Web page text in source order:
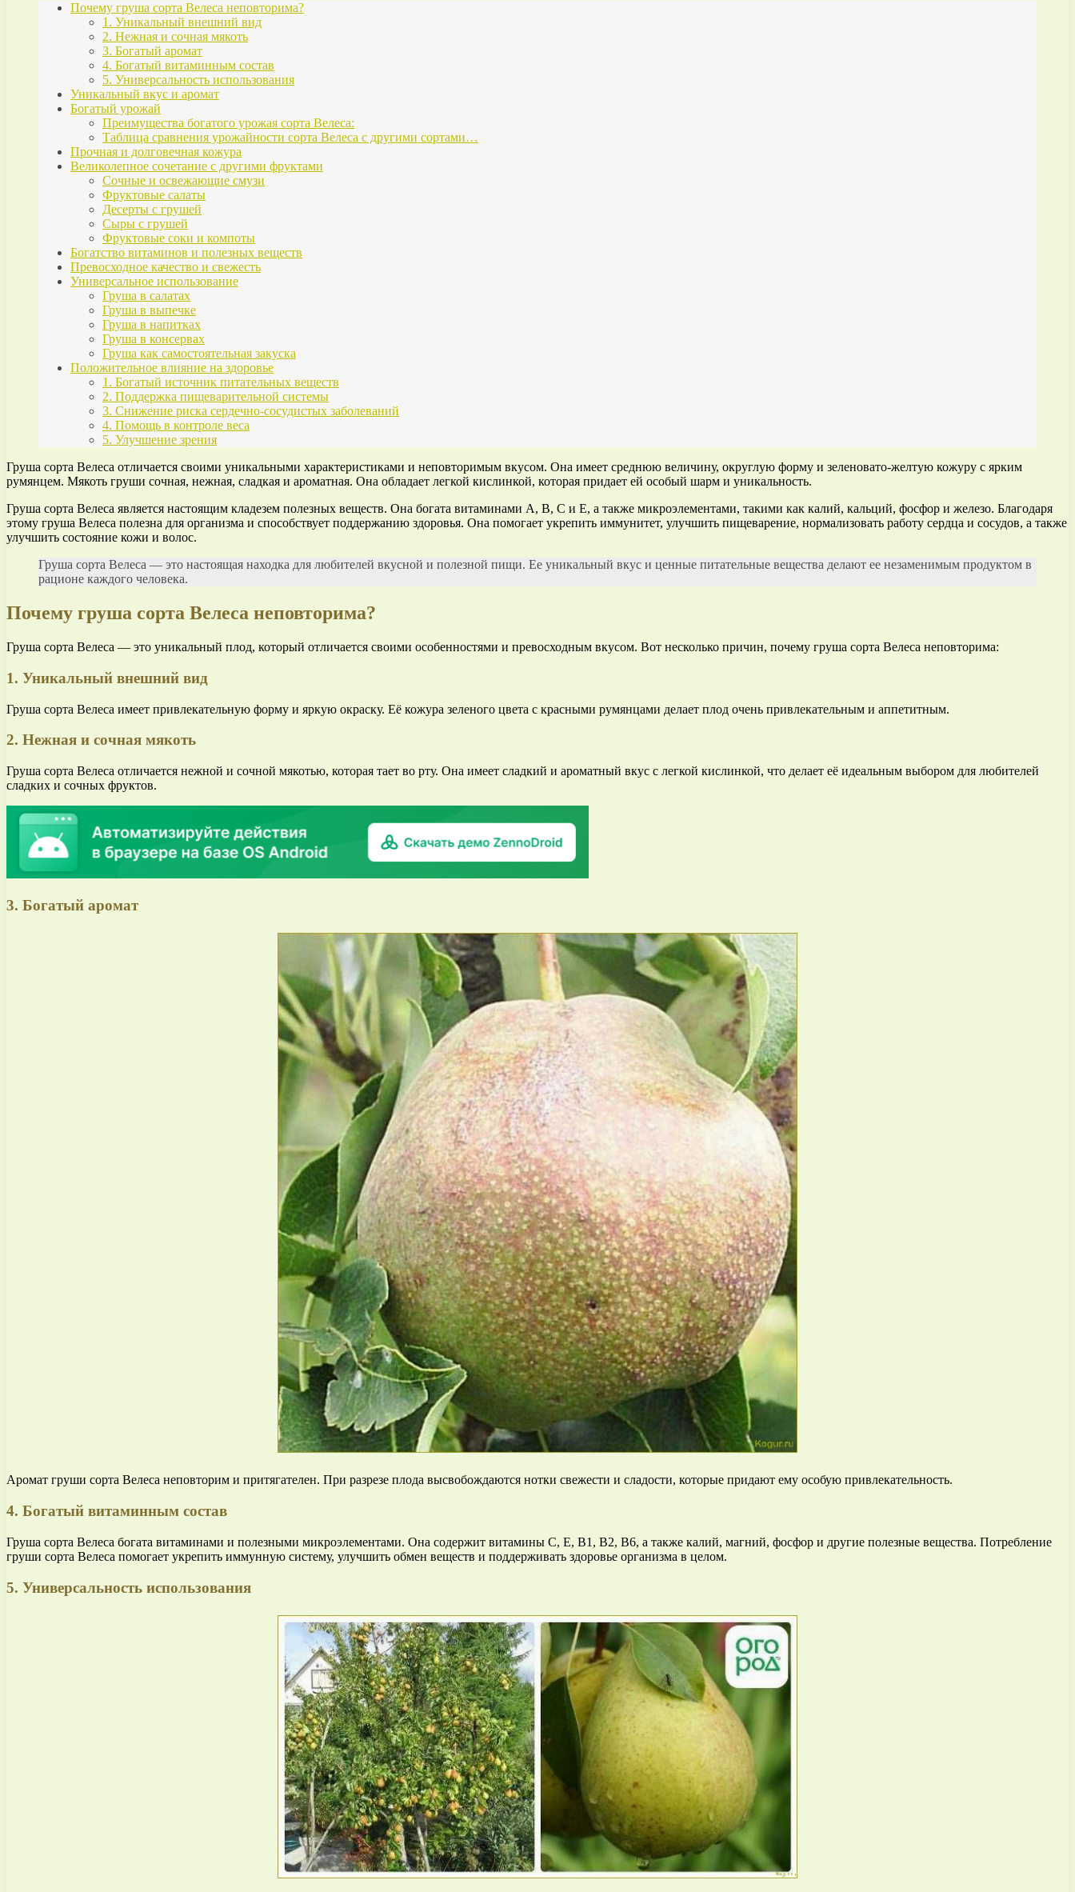
Почему груша сорта Велеса неповторима?
1. Уникальный внешний вид
2. Нежная и сочная мякоть
3. Богатый аромат
4. Богатый витаминным состав
5. Универсальность использования
Уникальный вкус и аромат
Богатый урожай
Преимущества богатого урожая сорта Велеса:
Таблица сравнения урожайности сорта Велеса с другими сортами…
Прочная и долговечная кожура
Великолепное сочетание с другими фруктами
Сочные и освежающие смузи
Фруктовые салаты
Десерты с грушей
Сыры с грушей
Фруктовые соки и компоты
Богатство витаминов и полезных веществ
Превосходное качество и свежесть
Универсальное использование
Груша в салатах
Груша в выпечке
Груша в напитках
Груша в консервах
Груша как самостоятельная закуска
Положительное влияние на здоровье
1. Богатый источник питательных веществ
2. Поддержка пищеварительной системы
3. Снижение риска сердечно-сосудистых заболеваний
4. Помощь в контроле веса
5. Улучшение зрения
Груша сорта Велеса отличается своими уникальными характеристиками и неповторимым вкусом. Она имеет среднюю величину, округлую форму и зеленовато-желтую кожуру с ярким
румянцем. Мякоть груши сочная, нежная, сладкая и ароматная. Она обладает легкой кислинкой, которая придает ей особый шарм и уникальность.
Груша сорта Велеса является настоящим кладезем полезных веществ. Она богата витаминами А, В, С и Е, а также микроэлементами, такими как калий, кальций, фосфор и железо. Благодаря
этому груша Велеса полезна для организма и способствует поддержанию здоровья. Она помогает укрепить иммунитет, улучшить пищеварение, нормализовать работу сердца и сосудов, а также
улучшить состояние кожи и волос.
Груша сорта Велеса — это настоящая находка для любителей вкусной и полезной пищи. Ее уникальный вкус и ценные питательные вещества делают ее незаменимым продуктом в
рационе каждого человека.
Почему груша сорта Велеса неповторима?
Груша сорта Велеса — это уникальный плод, который отличается своими особенностями и превосходным вкусом. Вот несколько причин, почему груша сорта Велеса неповторима:
1. Уникальный внешний вид
Груша сорта Велеса имеет привлекательную форму и яркую окраску. Её кожура зеленого цвета с красными румянцами делает плод очень привлекательным и аппетитным.
2. Нежная и сочная мякоть
Груша сорта Велеса отличается нежной и сочной мякотью, которая тает во рту. Она имеет сладкий и ароматный вкус с легкой кислинкой, что делает её идеальным выбором для любителей
сладких и сочных фруктов.
3. Богатый аромат
Аромат груши сорта Велеса неповторим и притягателен. При разрезе плода высвобождаются нотки свежести и сладости, которые придают ему особую привлекательность.
4. Богатый витаминным состав
Груша сорта Велеса богата витаминами и полезными микроэлементами. Она содержит витамины C, Е, В1, В2, В6, а также калий, магний, фосфор и другие полезные вещества. Потребление
груши сорта Велеса помогает укрепить иммунную систему, улучшить обмен веществ и поддерживать здоровье организма в целом.
5. Универсальность использования